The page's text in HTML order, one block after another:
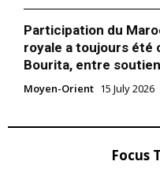
Participation du
royale a toujours été
Bourita, entre
Moyen-Orient 15 July 2026
Focus